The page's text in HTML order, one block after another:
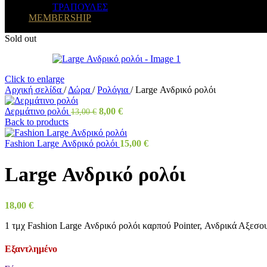
ΤΡΑΠΟΥΛΕΣ
MEMBERSHIP
Sold out
Click to enlarge
Αρχική σελίδα / Δώρα / Ρολόγια / Large Ανδρικό ρολόι
Δερμάτινο ρολόι 13,00€ 8,00 €
Back to products
Fashion Large Ανδρικό ρολόι 15,00 €
Large Ανδρικό ρολόι
18,00 €
1 τμχ Fashion Large Ανδρικό ρολόι καρπού Pointer, Ανδρικά
Εξαντλημένο